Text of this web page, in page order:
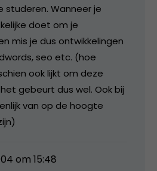
studeren. Wanneer je
doet om je
mis je dus ontwikkelingen
seo etc. (hoe
ook lijkt om deze
gebeurt dus wel. Ook bij
van op de hoogte
om 15:48